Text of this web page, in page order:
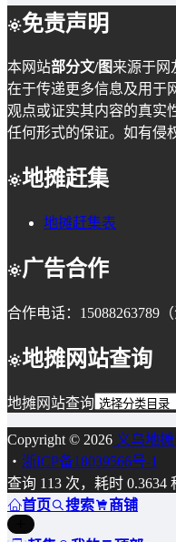
免责声明
本网站部分文/图来源于网
在于传递更多信息及用于
观点或证实其内容的真实
任何形式的保证。如有侵
地摊赶集
地摊赶集表
广告合作
合作电话：15088263789（
地摊网站查询
地摊网站查询
Copyright © 2026 义乌地摊
・ 浙ICP备18039566号-1
查询 113 次，耗时 0.3634
首页
搜索 商铺